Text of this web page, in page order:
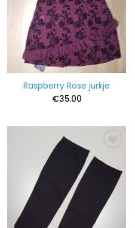
Raspberry Rose jurkje
€35.00